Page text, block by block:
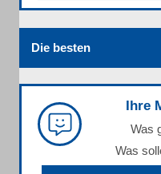
Die besten
Ihre
Was
Was